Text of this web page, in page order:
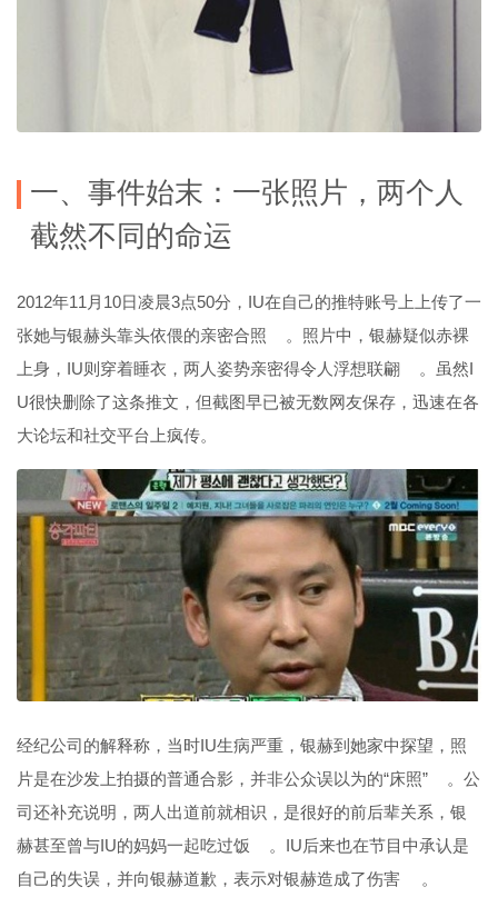
一、事件始末：一张照片，两个人
截然不同的命运
2012年11月10日凌晨3点50分，IU在自己的推特账号上上传了一
张她与银赫头靠头依偎的亲密合照
。照片中，银赫疑似赤裸
上身，IU则穿着睡衣，两人姿势亲密得令人浮想联翩
。虽然I
U很快删除了这条推文，但截图早已被无数网友保存，迅速在各
大论坛和社交平台上疯传。
经纪公司的解释称，当时IU生病严重，银赫到她家中探望，照
片是在沙发上拍摄的普通合影，并非公众误以为的“床照”
。公
司还补充说明，两人出道前就相识，是很好的前后辈关系，银
赫甚至曾与IU的妈妈一起吃过饭
。IU后来也在节目中承认是
自己的失误，并向银赫道歉，表示对银赫造成了伤害
。